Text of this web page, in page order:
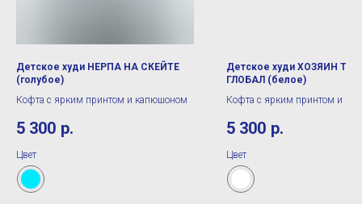
Детское худи НЕРПА НА СКЕЙТЕ
(голубое)
Кофта с ярким принтом и капюшоном
5 300 р.
Цвет
Детское худи ХОЗЯИН
ГЛОБАЛ (белое)
Кофта с ярким принтом и
5 300 р.
Цвет